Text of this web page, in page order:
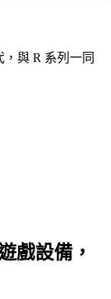
與 R 系列一同
戲設備，